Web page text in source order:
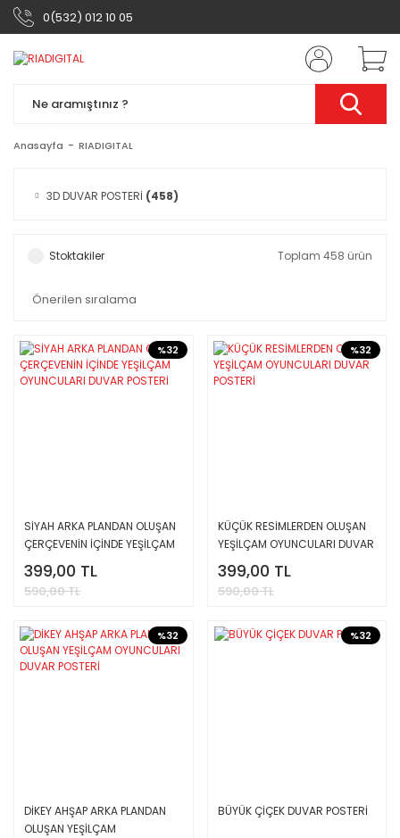
0(532) 012 10 05
Anasayfa RIADIGITAL
3D DUVAR POSTERİ (458)
Stoktakiler Toplam 458 ürün
%32
SİYAH ARKA PLANDAN OLUŞAN
ÇERÇEVENİN İÇİNDE YEŞİLÇAM
OYUNCULARI DUVAR POSTERİ
399,00 TL
590,00 TL
%32
KÜÇÜK RESİMLERDEN OLUŞAN
YEŞİLÇAM OYUNCULARI DUVAR
POSTERİ
399,00 TL
590,00 TL
%32
DİKEY AHŞAP ARKA PLANDAN
OLUŞAN YEŞİLÇAM
%32
BÜYÜK ÇİÇEK DUVAR POSTERİ